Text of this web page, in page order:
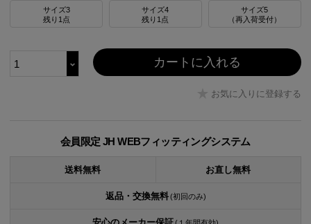
サイズ3
残り1点
サイズ4
残り1点
サイズ5
（再入荷受付）
お気に入りに登録する
カートに入れる
会員限定 JH WEBフィッティングシステム
送料無料 お直し無料
返品・交換無料 (初回のみ)